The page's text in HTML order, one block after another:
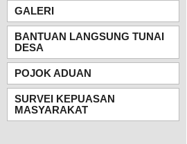
GALERI
BANTUAN LANGSUNG TUNAI
DESA
POJOK ADUAN
SURVEI KEPUASAN
MASYARAKAT